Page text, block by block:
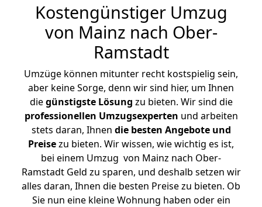
Kostengünstiger Umzug
von Mainz nach Ober-
Ramstadt
Umzüge können mitunter recht kostspielig sein,
aber keine Sorge, denn wir sind hier, um Ihnen
diegünstigste Lösung zu bieten. Wir sind die
professionellen Umzugsexperten und arbeiten
stets daran, Ihnen die besten Angebote und
Preisezu bieten. Wir wissen, wie wichtig es ist,
bei einem Umzug von Mainz nach Ober-
Ramstadt Geld zu sparen, und deshalb setzen wir
alles daran, Ihnen die besten Preise zu bieten. Ob
Sie nun eine kleine Wohnung haben oder ein